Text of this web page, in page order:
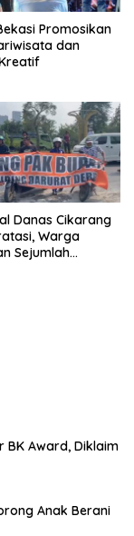
Promosikan
dan
Danas Cikarang
Warga
Sejumlah
BK Award, Diklaim
Anak Berani